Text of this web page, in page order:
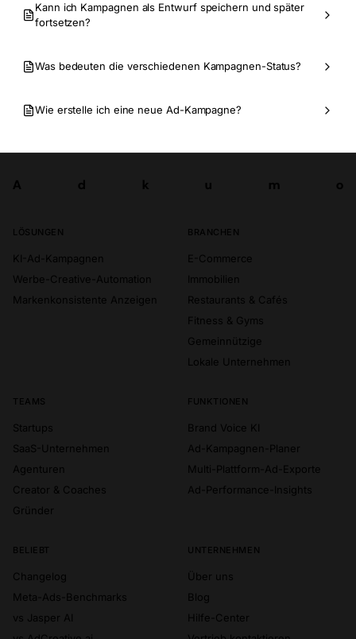
Kann ich Kampagnen als Entwurf speichern und später
fortsetzen?
Was bedeuten die verschiedenen Kampagnen-Status?
Wie erstelle ich eine neue Ad-Kampagne?
A d k u m
o
LÖSUNGEN
KI-Ad-Kampagnen
Werbe-Creative-Automation
Markenkonsistente Anzeigen
BRANCHEN
E-Commerce
Immobilien
Restaurants & Cafés
Fitness & Gyms
Gemeinnützige
Lokale Unternehmen
TEAMS
Startups
SaaS-Unternehmen
Agenturen
Creator & Coaches
Gründer
FUNKTIONEN
Brand Voice KI
Ad-Kampagnen-Planer
Multi-Plattform-Ad-Exporte
Ad-Performance-Insights
BELIEBT
Changelog
Meta-Ads-Benchmarks
vs Jasper AI
UNTERNEHMEN
Über uns
Blog
Hilfe-Center